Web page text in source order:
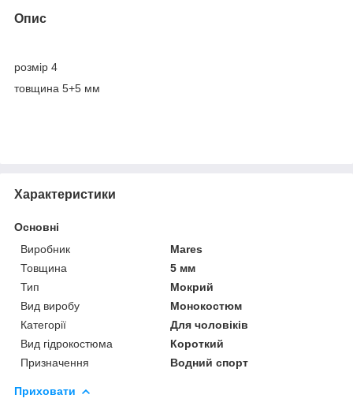
Опис
розмір 4
товщина 5+5 мм
Характеристики
Основні
Виробник
Mares
Товщина
5 мм
Тип
Мокрий
Вид виробу
Монокостюм
Категорії
Для чоловіків
Вид гідрокостюма
Короткий
Призначення
Водний спорт
Приховати